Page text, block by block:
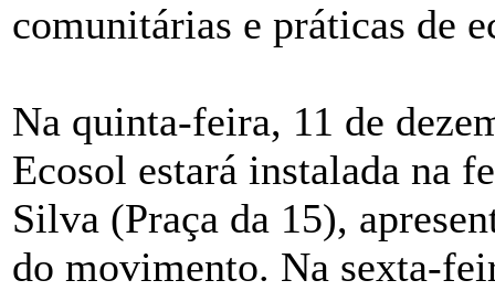
comunitárias e práticas de
Na quinta-feira, 11 de
Ecosol estará instalada na
Silva (Praça da 15),
do movimento. Na sexta-